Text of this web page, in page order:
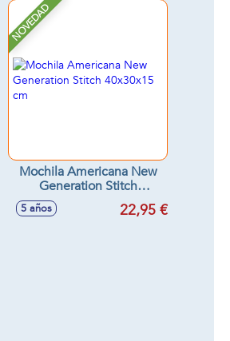
NOVEDAD
Mochila Americana New
Generation Stitch
40x30x15 cm
5 años 22,95 €